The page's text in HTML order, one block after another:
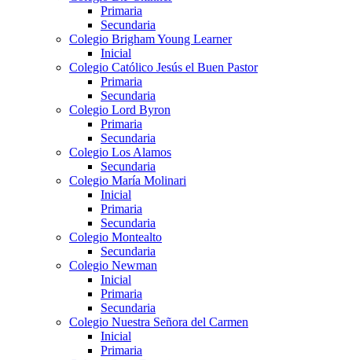
Primaria
Secundaria
Colegio Brigham Young Learner
Inicial
Colegio Católico Jesús el Buen Pastor
Primaria
Secundaria
Colegio Lord Byron
Primaria
Secundaria
Colegio Los Alamos
Secundaria
Colegio María Molinari
Inicial
Primaria
Secundaria
Colegio Montealto
Secundaria
Colegio Newman
Inicial
Primaria
Secundaria
Colegio Nuestra Señora del Carmen
Inicial
Primaria